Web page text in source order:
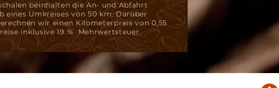
beinhalten die An- und Abfahrt
eines Umkreises von 50 km. Darüber
wir einen Kilometerpreis von 0,55
inklusive 19 % Mehrwertsteuer.